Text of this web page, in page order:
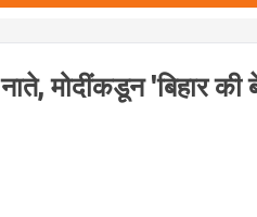
मोदींकडून 'बिहार की